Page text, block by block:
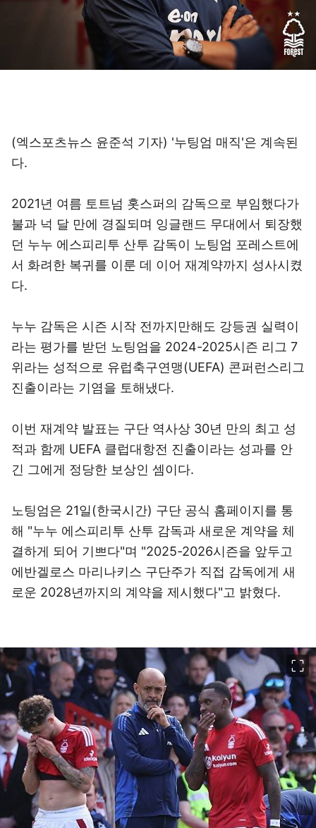
(엑스포츠뉴스 윤준석 기자) '누팅엄 매직'은 계속된
다.
2021년 여름 토트넘 홋스퍼의 감독으로 부임했다가
불과 넉 달 만에 경질되며 잉글랜드 무대에서 퇴장했
던 누누 에스피리투 산투 감독이 노팅엄 포레스트에
서 화려한 복귀를 이룬 데 이어 재계약까지 성사시켰
다.
누누 감독은 시즌 시작 전까지만해도 강등권 실력이
라는 평가를 받던 노팅엄을 2024-2025시즌 리그 7
위라는 성적으로 유럽축구연맹(UEFA) 콘퍼런스리그
진출이라는 기염을 토해냈다.
이번 재계약 발표는 구단 역사상 30년 만의 최고 성
적과 함께 UEFA 클럽대항전 진출이라는 성과를 안
긴 그에게 정당한 보상인 셈이다.
노팅엄은 21일(한국시간) 구단 공식 홈페이지를 통
해 "누누 에스피리투 산투 감독과 새로운 계약을 체
결하게 되어 기쁘다"며 "2025-2026시즌을 앞두고
에반겔로스 마리나키스 구단주가 직접 감독에게 새
로운 2028년까지의 계약을 제시했다"고 밝혔다.